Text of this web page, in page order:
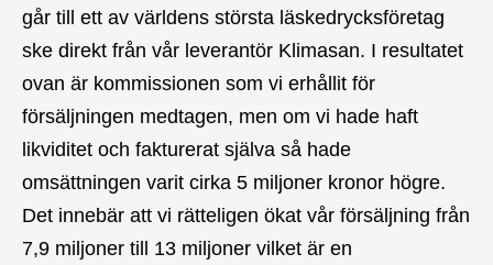
går till ett av världens största läskedrycksföretag
ske direkt från vår leverantör Klimasan. I resultatet
ovan är kommissionen som vi erhållit för
försäljningen medtagen, men om vi hade haft
likviditet och fakturerat själva så hade
omsättningen varit cirka 5 miljoner kronor högre.
Det innebär att vi rätteligen ökat vår försäljning från
7,9 miljoner till 13 miljoner vilket är en